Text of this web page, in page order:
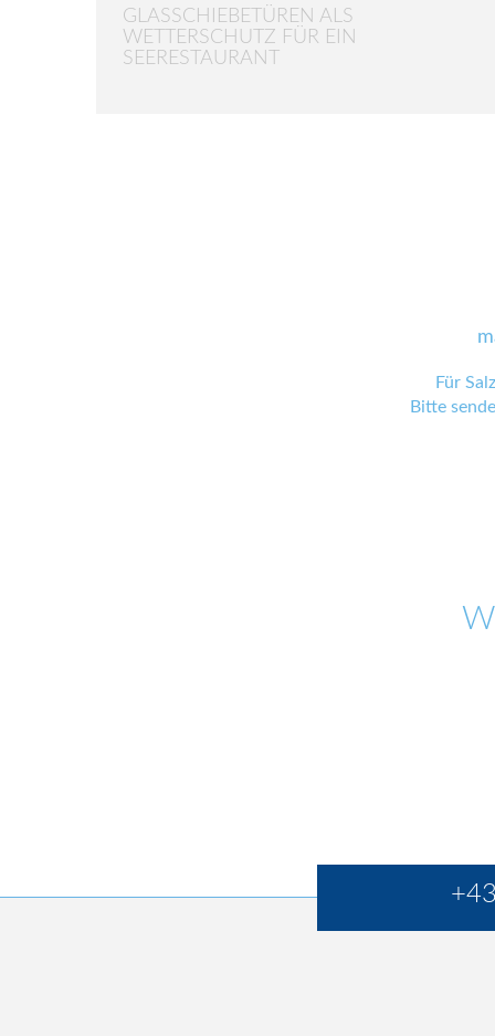
GLASSCHIEBETÜREN ALS
WETTERSCHUTZ FÜR EIN
SEERESTAURANT
Für
Bitte